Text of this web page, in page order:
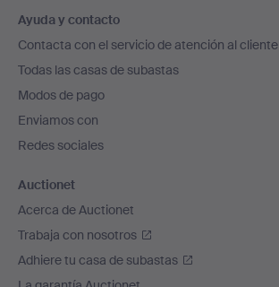
en
el
pie
de
página
Ayuda y contacto
Contacta con el servicio de atención al cliente
Todas las casas de subastas
Modos de pago
Enviamos con
Redes sociales
Auctionet
Acerca de Auctionet
Trabaja con nosotros
Adhiere tu casa de subastas